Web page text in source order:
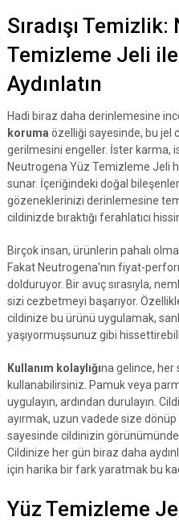
Sıradışı
Temizleme Jeli
Aydınlatın
Hadi biraz daha derinlemesine
koruma özelliği sayesinde, bu jel
gerilmesini engeller. İster karma,
Neutrogena Yüz Temizleme Jeli
sunar. İçeriğindeki doğal
gözeneklerinizi derinlemesine
cildinizde bıraktığı ferahlatıcı
Birçok insan, ürünlerin pahalı
Fakat Neutrogena'nın fiyat-
dolduruyor. Bir avuç sırasıyla,
sizi cezbetmeyi başarıyor.
cildinize bu ürünü uygulamak,
yaşıyormuşsunuz gibi
Kullanım kolaylığına gelince, her
kullanabilirsiniz. Pamuk veya
uygulayın, ardından durulayın.
ayırmak, uzun vadede size dönüp
sayesinde cildinizin
Cildinize her gün biraz daha
için harika bir fark yaratmak bu
Yüz Temizleme